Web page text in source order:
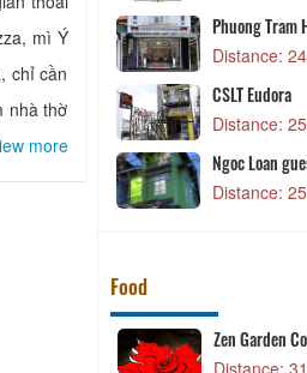
mì Ý
chỉ cần
nhà thờ
more
Phuong Tram
Distance:
CSLT Eudora
Distance:
Ngoc Loan
Distance:
Food
Zen Garden